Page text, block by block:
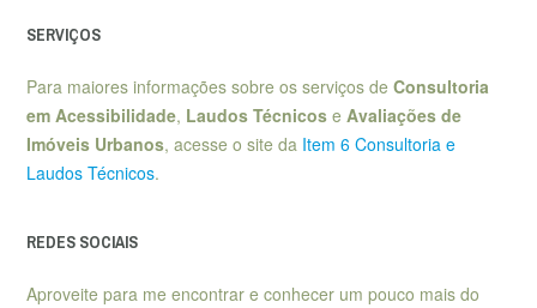
SERVIÇOS
Para maiores informações sobre os serviços de Consultoria
em Acessibilidade, Laudos Técnicos e Avaliações de
Imóveis Urbanos, acesse o site da Item 6 Consultoria e
Laudos Técnicos.
REDES SOCIAIS
Aproveite para me encontrar e conhecer um pouco mais do